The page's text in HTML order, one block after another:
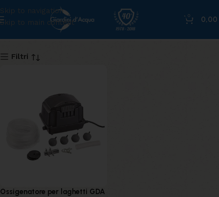
Skip to navigation
Skip to main content
0 0,00
1800
Filtri
Ossigenatore per laghetti GDA